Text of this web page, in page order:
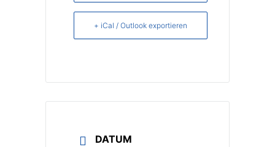
+ iCal / Outlook exportieren
DATUM